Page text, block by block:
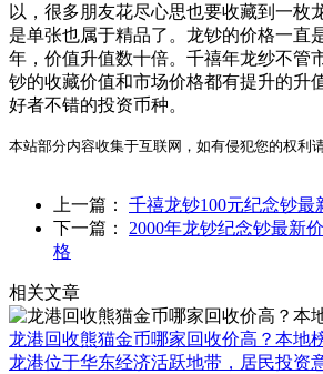
以，很多朋友花尽心思也要收藏到一枚
是单张也属于精品了。龙钞的价格一直
年，价值升值数十倍。千禧年龙纱不管
钞的收藏价值和市场价格都有提升的升
好者不错的投资币种。
本站部分内容收集于互联网，如有侵犯您的权利
上一篇： 千禧龙钞100元纪念钞最
下一篇： 2000年龙钞纪念钞最新
格
相关文章
龙港回收熊猫金币哪家回收价高？本地
龙港位于华东经济活跃地带，居民投资